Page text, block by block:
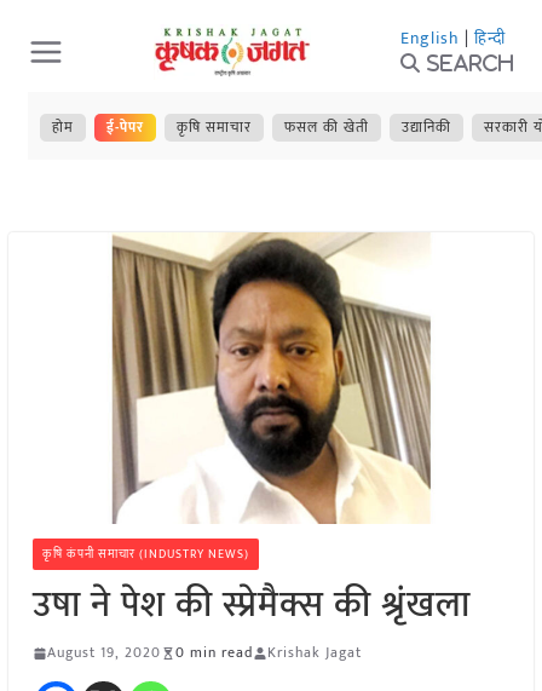
Skip
to
content
English | हिन्दी
Search
होम ई-पेपर कृषि समाचार फसल की खेती उद्यानिकी सरकारी
कृषि कंपनी समाचार (INDUSTRY NEWS)
उषा ने पेश की स्प्रेमैक्स की श्रृंखला
August 19, 2020 0 min read Krishak Jagat